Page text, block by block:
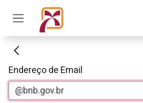
Autenticação
Endereço de Email